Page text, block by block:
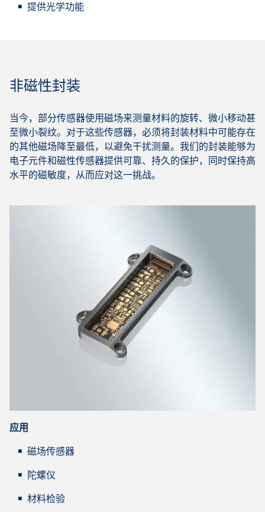
提供光学功能
非磁性封装
当今，部分传感器使用磁场来测量材料的旋转、微小移动甚
至微小裂纹。对于这些传感器，必须将封装材料中可能存在
的其他磁场降至最低，以避免干扰测量。我们的封装能够为
电子元件和磁性传感器提供可靠、持久的保护，同时保持高
水平的磁敏度，从而应对这一挑战。
应用
磁场传感器
陀螺仪
材料检验